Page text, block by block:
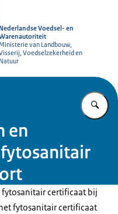
Nederlandse Voedsel- en
Ministerie van Landbouw,
Voedselzekerheid en
Natuur
en
fytosanitair certificaat bij
fytosanitair certificaat